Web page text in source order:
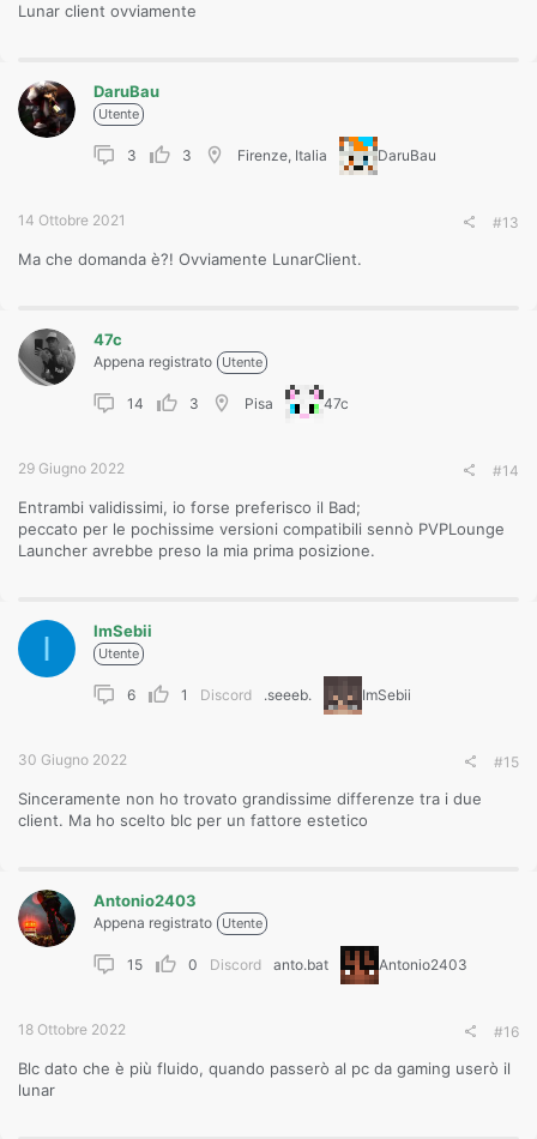
Lunar client ovviamente
DaruBau
Utente
3 3 Firenze, Italia DaruBau
14 Ottobre 2021 #13
Ma che domanda è?! Ovviamente LunarClient.
47c
Appena registrato Utente
14 3 Pisa 47c
29 Giugno 2022 #14
Entrambi validissimi, io forse preferisco il Bad;
peccato per le pochissime versioni compatibili sennò PVPLounge
Launcher avrebbe preso la mia prima posizione.
I ImSebii
Utente
6 1 Discord .seeeb. ImSebii
30 Giugno 2022 #15
Sinceramente non ho trovato grandissime differenze tra i due
client. Ma ho scelto blc per un fattore estetico
Antonio2403
Appena registrato Utente
15 0 Discord anto.bat Antonio2403
18 Ottobre 2022 #16
Blc dato che è più fluido, quando passerò al pc da gaming userò il
lunar